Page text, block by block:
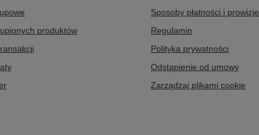
produktów
Sposoby płatności i prowizje
Regulamin
Polityka prywatności
Odstąpienie od umowy
Zarządzaj plikami cookie